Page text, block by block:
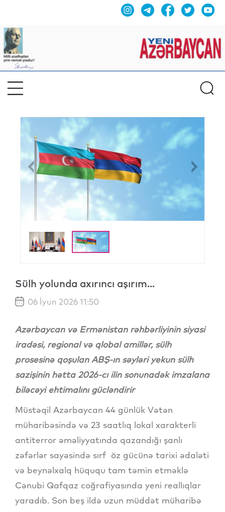
Previous
Sülh yolunda axırıncı aşırım...
06 İyun 2026 11:50
Azərbaycan və Ermənistan rəhbərliyinin siyasi
iradəsi, regional və qlobal amillər, sülh
prosesinə qoşulan ABŞ-ın səyləri yekun sülh
sazişinin hətta 2026-cı ilin sonunadək imzalana
biləcəyi ehtimalını gücləndirir
Müstəqil Azərbaycan 44 günlük Vətən
müharibəsində və 23 saatlıq lokal xarakterli
antiterror əməliyyatında qazandığı şanlı
zəfərlər sayəsində sırf öz gücünə tarixi ədaləti
və beynəlxalq hüququ tam təmin etməklə
Cənubi Qafqaz coğrafiyasında yeni reallıqlar
yaradıb. Son beş ildə uzun müddət müharibə